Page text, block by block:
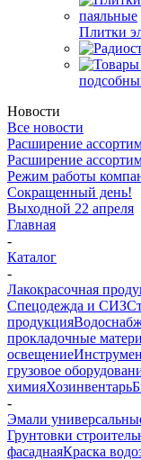
Плитки
Новости
Все новости
Расширение
Расширение
Режим работы
Сокращенный день!
Выходной 22 апреля
Главная
-
Каталог
-
Лакокрасочная
Спецодежда и СИЗ
продукция
прокладочные
освещение
грузовое
химияХозинвентарь
-
Эмали
Грунтовки
фасаднаяКраска